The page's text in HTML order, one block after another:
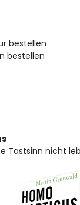
bestellen
bestellen
Tastsinn nicht